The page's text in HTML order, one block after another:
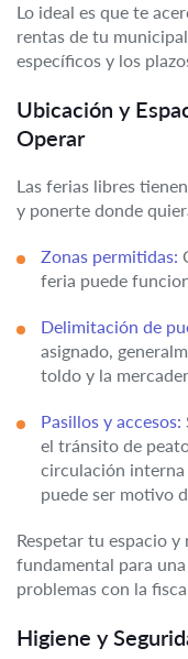
Lo ideal es que te
rentas de tu
específicos y los
Ubicación y
Operar
Las ferias libres
y ponerte donde
Zonas permitidas:
feria puede
Delimitación de
asignado,
toldo y la
Pasillos y accesos:
el tránsito de
circulación interna
puede ser motivo
Respetar tu espacio
fundamental para
problemas con la
Higiene y